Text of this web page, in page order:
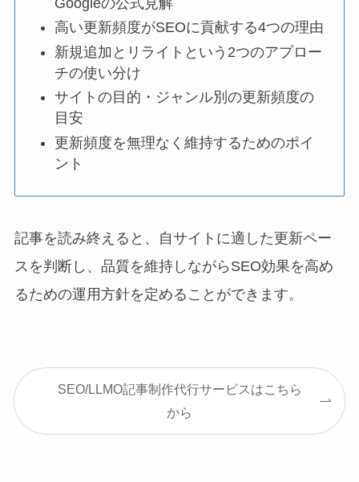
高い更新頻度がSEOに貢献する4つの理由
新規追加とリライトという2つのアプロー
チの使い分け
サイトの目的・ジャンル別の更新頻度の
目安
更新頻度を無理なく維持するためのポイ
ント
記事を読み終えると、自サイトに適した更新ペー
スを判断し、品質を維持しながらSEO効果を高め
るための運用方針を定めることができます。
SEO/LLMO記事制作代行サービスはこちら
から